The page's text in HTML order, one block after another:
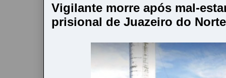
Vigilante morre após mal-
prisional de Juazeiro do